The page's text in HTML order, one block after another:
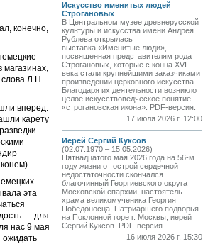
конечно,
Л.Н.
вперед.
карету
эта
— для
нас 9 мая
ожидать
Искусство именитых людей
Строгановых
В Центральном музее древнерусской
культуры и искусства имени Андрея
Рублева открылась
выставка «Именитые люди»,
посвященная представителям рода
Строгановых, которые с конца XVI
века стали крупнейшими заказчиками
произведений церковного искусства.
Благодаря их деятельности возникло
целое искусствоведческое понятие —
«строгановская икона». PDF-версия.
17 июля 2026 г. 12:00
Иерей Сергий Куксов
(02.07.1970 – 15.05.2026)
Пятнадцатого мая 2026 года на 56-м
году жизни от острой сердечной
недостаточности скончался
благочинный Георгиевского округа
Московской епархии, настоятель
храма великомученика Георгия
Победоносца, Патриаршего подворья
на Поклонной горе г. Москвы, иерей
Сергий Куксов. PDF-версия.
16 июля 2026 г. 15:30